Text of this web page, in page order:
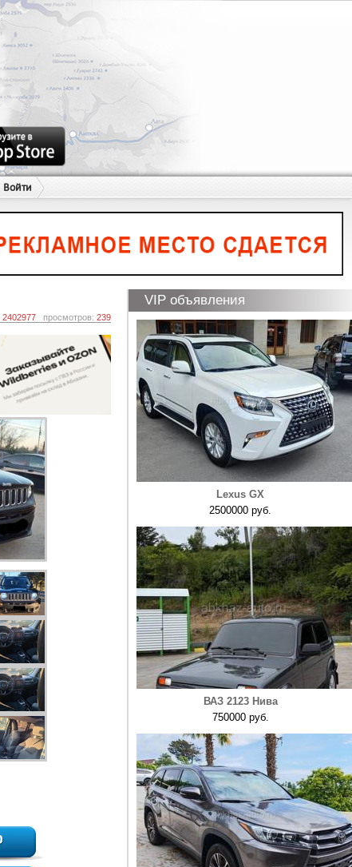
Войти
2402977 просмотров: 239
VIP объявления
Lexus GX
2500000 руб.
ВАЗ 2123 Нива
750000 руб.